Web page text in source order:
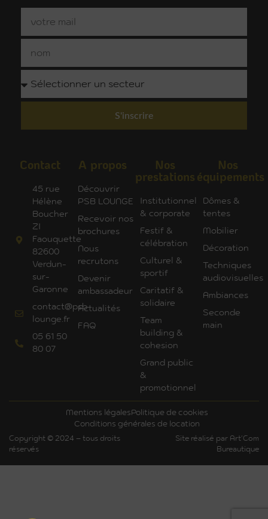
S'inscrire
Contact
45 rue
Hélène
Boucher
ZI
Faouquette
82600
Verdun-
sur-
Garonne
contact@psb-
lounge.fr
05 61 50
80 07
A propos
Découvrir
PSB LOUNGE
Recevoir nos
brochures
Nous
recrutons
Devenir
ambassadeur
Actualités
FAQ
Nos
prestations
Institutionnel
& corporate
Festif &
célébration
Culturel &
sportif
Caritatif &
solidaire
Team
building &
cohesion
Grand public
&
promotionnel
Nos
équipements
Dômes &
tentes
Mobilier
Décoration
Techniques
audiovisuelles
Ambiances
Seconde
main
Mentions légales Politique de cookies
Conditions générales de location
Copyright © 2024 – tous droits
réservés
Site réalisé par Art'Com
Bureautique